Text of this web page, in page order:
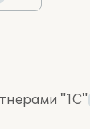
"1С"